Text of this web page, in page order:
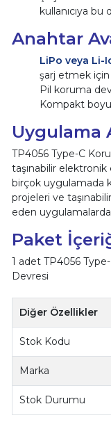
kullanıcıya
Anahtar
LiPo veya Li-
şarj etmek için
Pil koruma
Kompakt
Uygulama
TP4056 Type-C
taşınabilir
birçok uygulamada
projeleri ve
eden uygulamalarda
Paket
1 adet TP4056
Devresi
Diğer Özellikler
Stok Kodu
Marka
Stok Durumu